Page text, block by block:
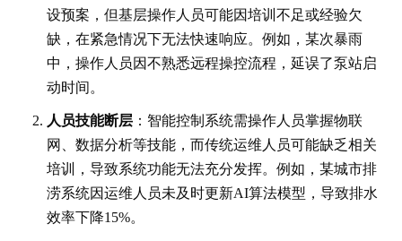
设预案，但基层操作人员可能因培训不足或经验欠
缺，在紧急情况下无法快速响应。例如，某次暴雨
中，操作人员因不熟悉远程操控流程，延误了泵站启
动时间。
人员技能断层 ：智能控制系统需操作人员掌握物联
网、数据分析等技能，而传统运维人员可能缺乏相关
培训，导致系统功能无法充分发挥。例如，某城市排
涝系统因运维人员未及时更新AI算法模型，导致排水
效率下降15%。